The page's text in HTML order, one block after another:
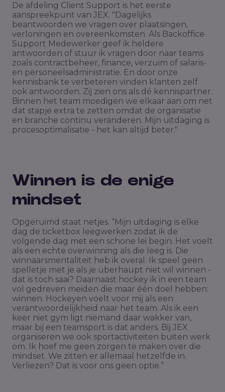
De afdeling Client Support is het eerste
aanspreekpunt van JEX. "Dagelijks
beantwoorden we vragen over plaatsingen,
verloningen en overeenkomsten. Als Backoffice
Support Medewerker geef ik heldere
antwoorden of stuur ik vragen door naar teams
zoals contractbeheer, finance, verzuim of salaris-
en personeelsadministratie. En door onze
kennisbank te verbeteren vinden klanten zelf
ook antwoorden. Zij zien ons als dé kennispartner.
Binnen het team moedigen we elkaar aan om net
dat stapje extra te zetten omdat de organisatie
en branche continu veranderen. Mijn uitdaging is
procesoptimalisatie - het kan altijd beter."
Winnen is de enige
mindset
Opgeruimd staat netjes. “Mijn uitdaging is elke
dag de ticketbox leegwerken zodat ik de
volgende dag met een schone lei begin. Het voelt
als een echte overwinning als die leeg is. Die
winnaarsmentaliteit heb ik overal. Ik speel geen
spelletje met je als je überhaupt niet wil winnen -
dat is toch saai? Daarnaast hockey ik in een team
vol gedreven meiden die maar één doel hebben:
winnen. Hockeyen voelt voor mij als een
verantwoordelijkheid naar het team. Als ik een
keer niet gym ligt niemand daar wakker van,
maar bij een teamsport is dat anders. Bij JEX
organiseren we ook sportactiviteiten buiten werk
om. Ik hoef me geen zorgen te maken over die
mindset. We zitten er allemaal hetzelfde in.
Verliezen? Dat is voor ons geen optie.”